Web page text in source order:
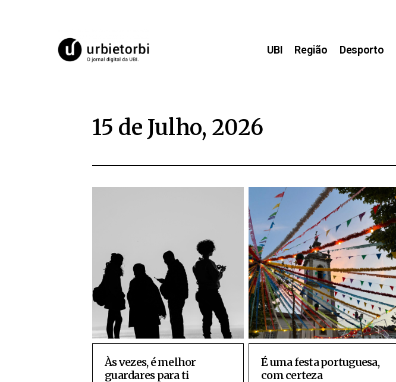
UBI Região Desporto
15 de Julho, 2026
Às vezes, é melhor
guardares para ti
É uma festa portuguesa,
com certeza